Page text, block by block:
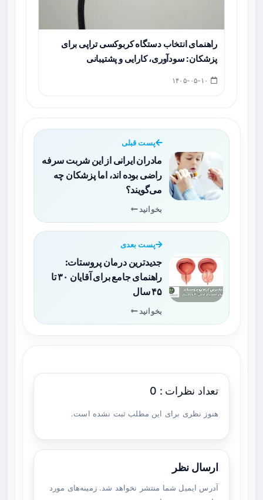
راهنمای انتخاب دستگاه کربوکسی‌ تراپی برای
پزشکان: سودآوری، کارایی و پشتیبانی
پست قبلی
مادران ایرانی از این شربت سرفه
راضی بوده اند، اما پزشکان چه
می‌گویند؟
بخوانید
پست بعدی
جدیدترین درمان پروستات:
راهنمای جامع برای آقایان ۳۰ تا
۴۵ سال
بخوانید
تعداد نظرات : 0
هنوز نظری برای این مطلب ثبت نشده است.
ارسال نظر
آدرس ایمیل شما منتشر نخواهد شد. زمینه‌های مورد